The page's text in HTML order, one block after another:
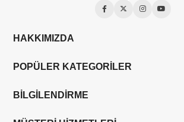
HAKKIMIZDA
POPÜLER KATEGORİLER
BİLGİLENDİRME